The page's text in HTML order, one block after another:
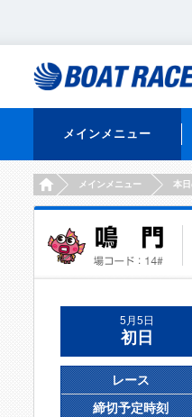
メインメニュー
HOMEメインメニュー 本
5月5日
初日
レース
締切予定時刻